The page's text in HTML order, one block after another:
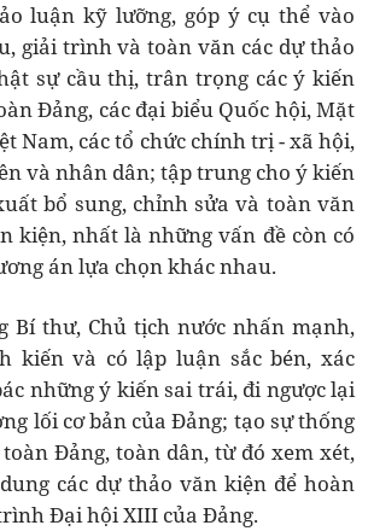
luận kỹ lưỡng, góp ý cụ thể vào
giải trình và toàn văn các dự thảo
sự cầu thị, trân trọng các ý kiến
Đảng, các đại biểu Quốc hội, Mặt
Nam, các tổ chức chính trị - xã hội,
và nhân dân; tập trung cho ý kiến
bổ sung, chỉnh sửa và toàn văn
kiện, nhất là những vấn đề còn có
án lựa chọn khác nhau.
Bí thư, Chủ tịch nước nhấn mạnh,
kiến và có lập luận sắc bén, xác
những ý kiến sai trái, đi ngược lại
lối cơ bản của Đảng; tạo sự thống
Đảng, toàn dân, từ đó xem xét,
các dự thảo văn kiện để hoàn
Đại hội XIII của Đảng.